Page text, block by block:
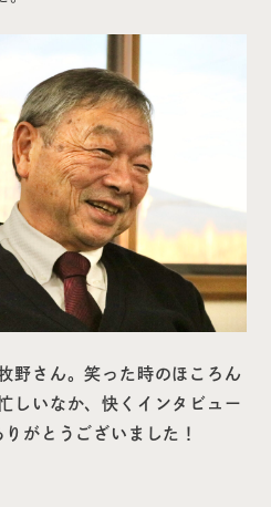
野さん。笑った時のほころん
しいなか、快くインタビュー
がとうございました！